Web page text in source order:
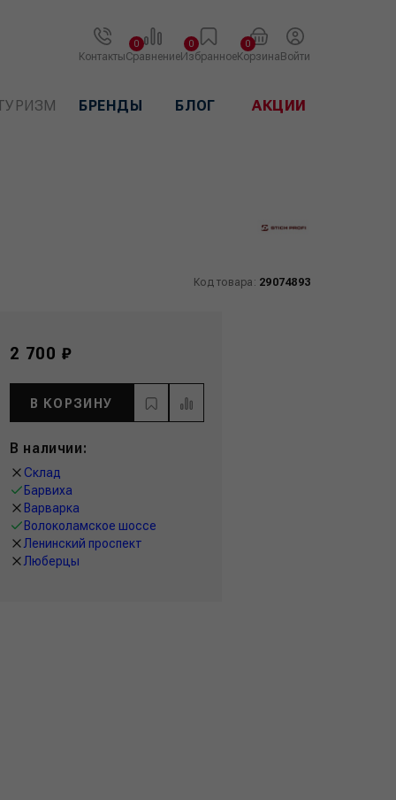
КонтактыСравнение
0
Избранное
0
Корзина
0
Войти
БРЕНДЫ БЛОГ АКЦИИ
Код товара: 29074893
2 700 ₽
В КОРЗИНУ
В наличии:
Склад
Барвиха
Варварка
Волоколамское шоссе
Ленинский проспект
Люберцы